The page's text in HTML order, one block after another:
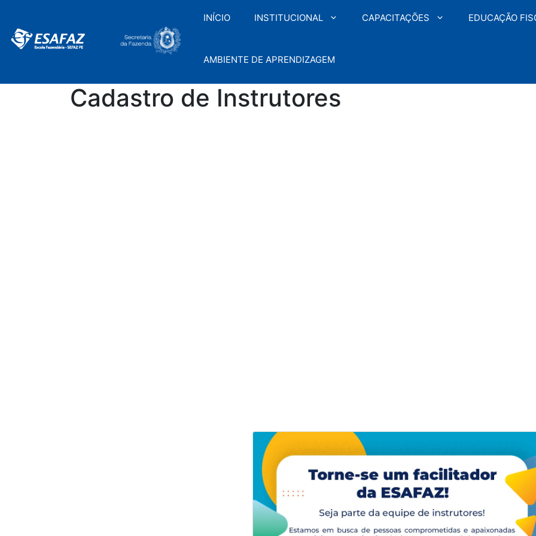
conteúdo
INÍCIO INSTITUCIONAL CAPACITAÇÕES EDUCAÇÃO
AMBIENTE DE APRENDIZAGEM
Cadastro de Instrutores